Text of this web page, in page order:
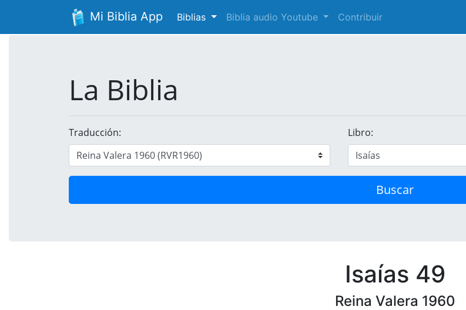
Mi Biblia App Biblias Biblia audio Youtube Contribuir
La Biblia
Traducción: Libro:
Buscar
Isaías 49
Reina Valera 1960